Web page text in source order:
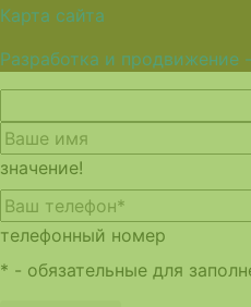
Карта сайта
Разработка и
значение!
телефонный номер
* - обязательные для